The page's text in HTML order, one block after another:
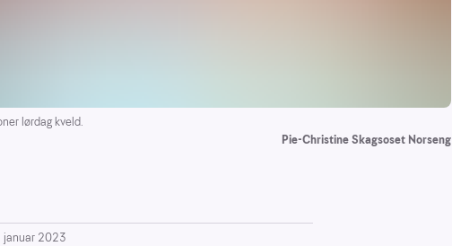
lørdag kveld.
Pie-Christine Skagsoset Norseng
januar 2023